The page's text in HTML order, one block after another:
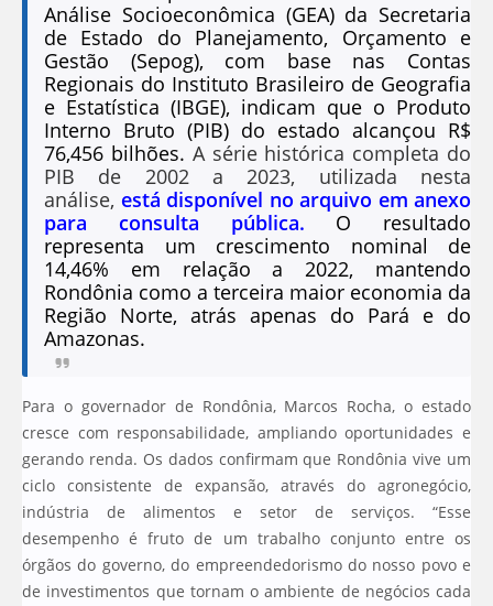
Análise Socioeconômica (GEA) da Secretaria
de Estado do Planejamento, Orçamento e
Gestão (Sepog), com base nas Contas
Regionais do Instituto Brasileiro de Geografia
e Estatística (IBGE), indicam que o Produto
Interno Bruto (PIB) do estado alcançou R$
76,456 bilhões. A série histórica completa do
PIB de 2002 a 2023, utilizada nesta
análise, está disponível no arquivo em anexo
para consulta pública. O resultado
representa um crescimento nominal de
14,46% em relação a 2022, mantendo
Rondônia como a terceira maior economia da
Região Norte, atrás apenas do Pará e do
Amazonas.
Para o governador de Rondônia, Marcos Rocha, o estado
cresce com responsabilidade, ampliando oportunidades e
gerando renda. Os dados confirmam que Rondônia vive um
ciclo consistente de expansão, através do agronegócio,
indústria de alimentos e setor de serviços. “Esse
desempenho é fruto de um trabalho conjunto entre os
órgãos do governo, do empreendedorismo do nosso povo e
de investimentos que tornam o ambiente de negócios cada